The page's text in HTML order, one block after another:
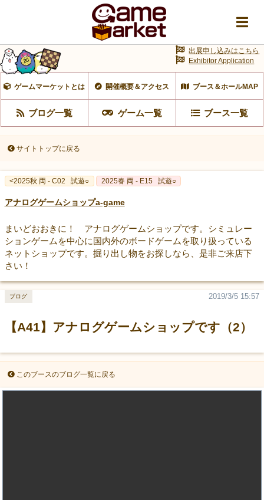
ゲームマーケットとは 開催概要＆アクセス ブース＆ホールMAP
ブログ一覧 ゲーム一覧 ブース一覧
出展申し込みはこちら
Exhibitor Application
サイトトップに戻る
<2025秋 両 - C02 試遊○ 2025春 両 - E15 試遊○
アナログゲームショップa-game
まいどおおきに！ アナログゲームショップです。シミュレー
ションゲームを中心に国内外のボードゲームを取り扱っている
ネットショップです。掘り出し物をお探しなら、是非ご来店下
さい！
【A41】アナログゲームショップです（2）
2019/3/5 15:57
ブログ
このブースのブログ一覧に戻る